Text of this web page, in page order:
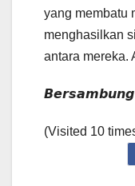
yang membatu
menghasilkan
antara mereka.
𝘽𝙚𝙧𝙨𝙖𝙢𝙗𝙪𝙣𝙜
(Visited 10